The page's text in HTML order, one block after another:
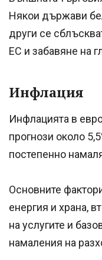
Някои държави
други се
ЕС и забавяне на
Инфлация
Инфлацията в
прогнози около
постепенно
Основните
енергия и храна,
на услугите и
намаления на